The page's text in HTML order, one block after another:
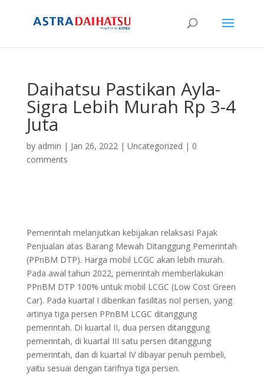
Daihatsu Pastikan Ayla-
Sigra Lebih Murah Rp 3-4
Juta
by admin | Jan 26, 2022| Uncategorized | 0
comments
Pemerintah melanjutkan kebijakan relaksasi Pajak
Penjualan atas Barang Mewah Ditanggung Pemerintah
(PPnBM DTP). Harga mobil LCGC akan lebih murah.
Pada awal tahun 2022, pemerintah memberlakukan
PPnBM DTP 100% untuk mobil LCGC (Low Cost Green
Car). Pada kuartal I diberikan fasilitas nol persen, yang
artinya tiga persen PPnBM LCGC ditanggung
pemerintah. Di kuartal II, dua persen ditanggung
pemerintah, di kuartal III satu persen ditanggung
pemerintah, dan di kuartal IV dibayar penuh pembeli,
yaitu sesuai dengan tarifnya tiga persen.